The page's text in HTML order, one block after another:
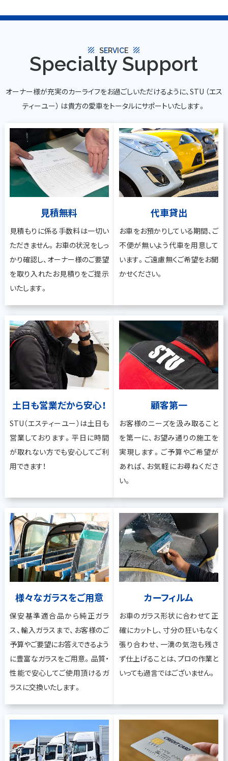
texture SERVI CE texture
Specialty Support
オーナー様が充実のカーライフをお過ごしいただけるように、STU （エス
ティーユー） は貴方の愛車をトータルにサポートいたします。
見積無料
見積もりに係る手数料は一切い
ただきません。お車の状況をしっ
かり確認し、オーナー様のご要望
を取り入れたお見積りをご提示
いたします。
代車貸出
お車をお預かりしている期間、ご
不便が無いよう代車を用意して
います。ご遠慮無くご希望をお聞
かせください。
土日も営業だから安心！
STU（エスティーユー）は土日も
営業しております。平日に時間
が取れない方でも安心してご利
用できます！
顧客第一
お客様のニーズを汲み取ること
を第一に、お望み通りの施工を
実現します。ご予算やご希望が
あれば、お気軽にお尋ねくださ
い。
様々なガラスをご用意
保安基準適合品から純正ガラ
ス、輸入ガラスまで、お客様のご
予算やご要望にお答えできるよう
に豊富なガラスをご用意。品質・
性能で安心してご使用頂けるガ
ラスに交換いたします。
カーフィルム
お車のガラス形状に合わせて正
確にカットし、寸分の狂いもなく
張り合わせ、一滴の気泡も残さ
ず仕上げることは、プロの作業と
いっても過言ではございません。